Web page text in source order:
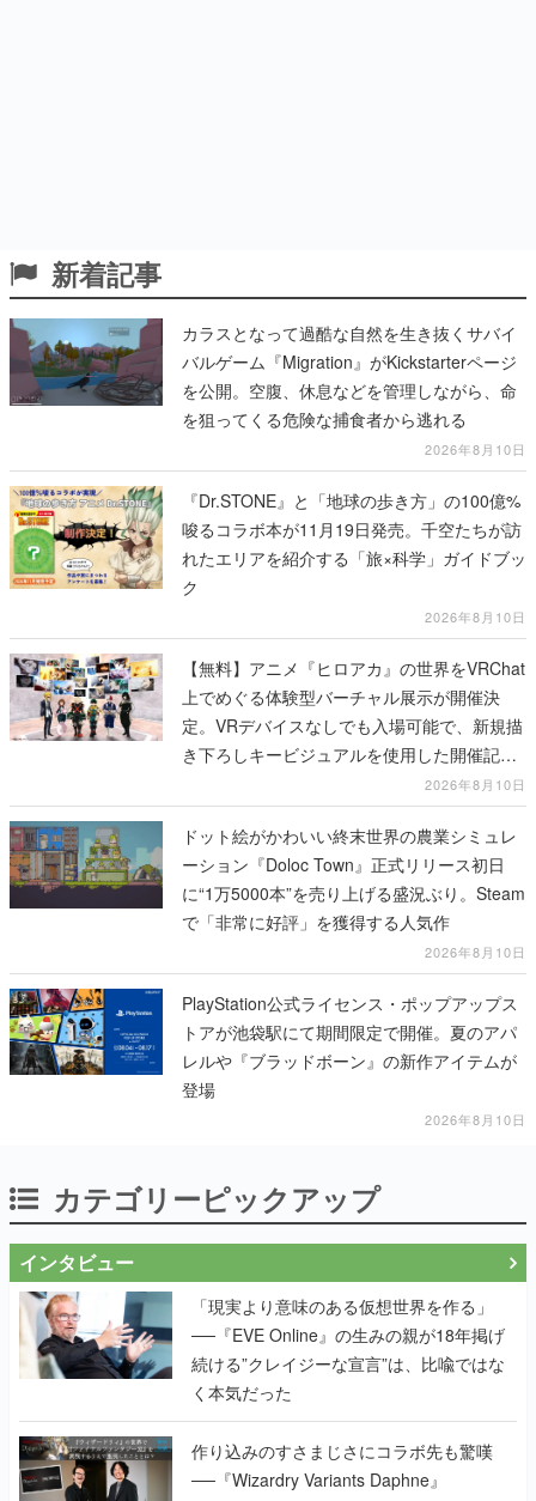
新着記事
カラスとなって過酷な自然を生き抜くサバイ
バルゲーム『Migration』がKickstarterページ
を公開。空腹、休息などを管理しながら、命
を狙ってくる危険な捕食者から逃れる
2026年8月10日
『Dr.STONE』と「地球の歩き方」の100億%
唆るコラボ本が11月19日発売。千空たちが訪
れたエリアを紹介する「旅×科学」ガイドブッ
ク
2026年8月10日
【無料】アニメ『ヒロアカ』の世界をVRChat
上でめぐる体験型バーチャル展示が開催決
定。VRデバイスなしでも入場可能で、新規描
き下ろしキービジュアルを使用した開催記念
2026年8月10日
ドット絵がかわいい終末世界の農業シミュレ
ーション『Doloc Town』正式リリース初日
に“1万5000本”を売り上げる盛況ぶり。Steam
で「非常に好評」を獲得する人気作
2026年8月10日
PlayStation公式ライセンス・ポップアップス
トアが池袋駅にて期間限定で開催。夏のアパ
レルや『ブラッドボーン』の新作アイテムが
登場
2026年8月10日
カテゴリーピックアップ
インタビュー
「現実より意味のある仮想世界を作る」
──『EVE Online』の生みの親が18年掲げ
続ける”クレイジーな宣言”は、比喩ではな
く本気だった
作り込みのすさまじさにコラボ先も驚嘆
──『Wizardry Variants Daphne』